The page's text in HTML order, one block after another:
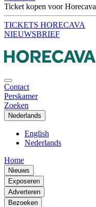
Ticket kopen voor Horecava
TICKETS HORECAVA
NIEUWSBRIEF
Contact
Perskamer
Zoeken
Nederlands
English
Nederlands
Home
Nieuws
Exposeren
Adverteren
Bezoeken